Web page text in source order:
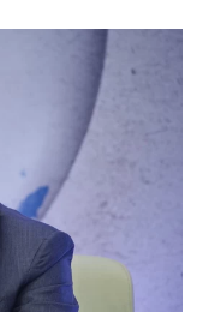
οι
Επαρχιακό
05-08-2026